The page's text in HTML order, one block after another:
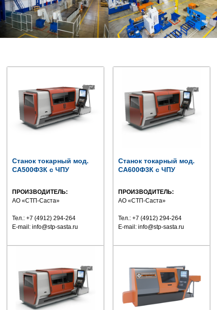
Станок токарный мод.
СА500Ф3К с ЧПУ
ПРОИЗВОДИТЕЛЬ:
АО «СТП-Саста»
Тел.: +7 (4912) 294-264
E-mail: info@stp-sasta.ru
Станок токарный мод.
СА600Ф3К с ЧПУ
ПРОИЗВОДИТЕЛЬ:
АО «СТП-Саста»
Тел.: +7 (4912) 294-264
E-mail: info@stp-sasta.ru